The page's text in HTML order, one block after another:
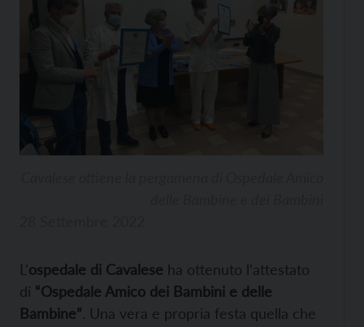
L’ospedale di Cavalese ha ottenuto l’attestato
di “Ospedale Amico dei Bambini e delle
Bambine”. Una vera e propria festa quella che